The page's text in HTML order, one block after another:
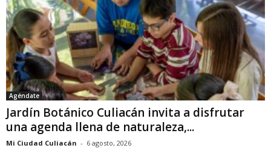
Agéndate
Jardín Botánico Culiacán invita a disfrutar
una agenda llena de naturaleza,...
Mi Ciudad Culiacán - 6 agosto, 2026